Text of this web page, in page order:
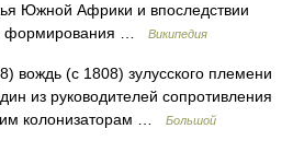
Южной Африки и впоследствии
формирования …
Википедия
вождь (с 1808) зулусского племени
из руководителей сопротивления
колонизаторам …
Большой